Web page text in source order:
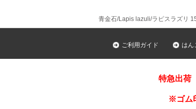
青金石/Lapis lazuli/ラピスラズリ
ご利用ガイド はん
特急出荷
※ゴム